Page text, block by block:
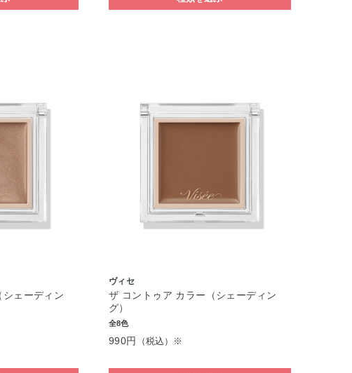
ェーディン
ヴィセ
ザ コントゥア カラー（シェーディン
グ）
全8色
990円 （税込）※